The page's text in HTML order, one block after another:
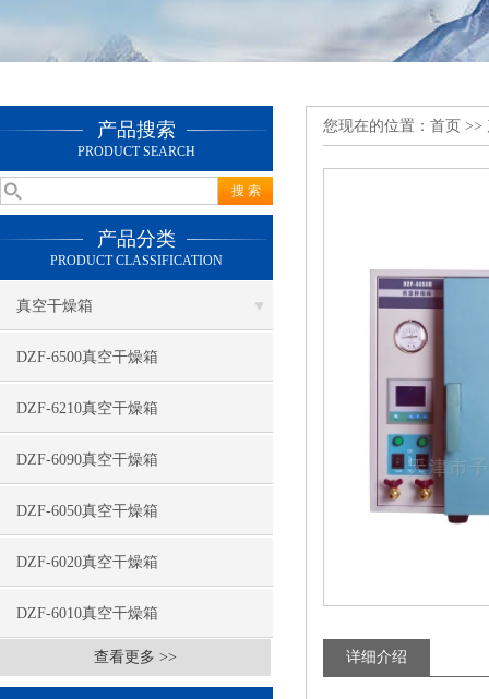
产品搜索
PRODUCT SEARCH
产品分类
PRODUCT CLASSIFICATION
真空干燥箱
DZF-6500真空干燥箱
DZF-6210真空干燥箱
DZF-6090真空干燥箱
DZF-6050真空干燥箱
DZF-6020真空干燥箱
DZF-6010真空干燥箱
查看更多 >>
您现在的位置： 首页 >>
详细介绍